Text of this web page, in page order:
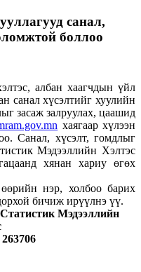
санал,
боллоо
албан хаагчдын үйл
санал хүсэлтийг хуулийн
засаж залруулах, цаашид
хаягаар хүлээн
Санал, хүсэлт, гомдлыг
Мэдээллийн Хэлтэс
хянан хариу өгөх
нэр, холбоо барих
бичиж ирүүлнэ үү.
Мэдээллийн